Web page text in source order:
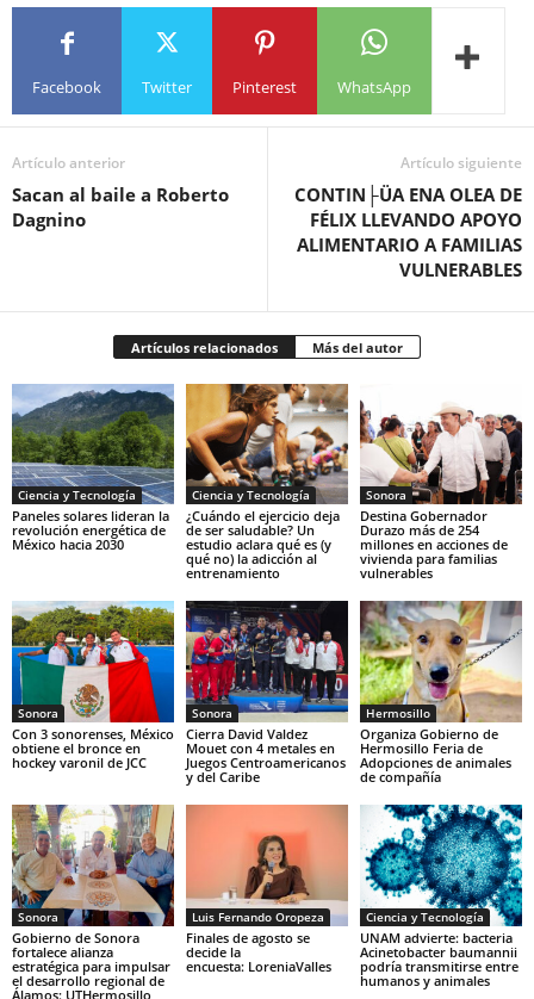
Facebook Twitter Pinterest WhatsApp
Artículo anterior
Sacan al baile a Roberto
Dagnino
Artículo siguiente
CONTIN├ÜA ENA OLEA DE
FÉLIX LLEVANDO APOYO
ALIMENTARIO A FAMILIAS
VULNERABLES
Artículos relacionados Más del autor
Ciencia y Tecnología
Paneles solares lideran la
revolución energética de
México hacia 2030
Ciencia y Tecnología
¿Cuándo el ejercicio deja
de ser saludable? Un
estudio aclara qué es (y
qué no) la adicción al
entrenamiento
Sonora
Destina Gobernador
Durazo más de 254
millones en acciones de
vivienda para familias
vulnerables
Sonora
Con 3 sonorenses, México
obtiene el bronce en
hockey varonil de JCC
Sonora
Cierra David Valdez
Mouet con 4 metales en
Juegos Centroamericanos
y del Caribe
Hermosillo
Organiza Gobierno de
Hermosillo Feria de
Adopciones de animales
de compañía
Sonora
Gobierno de Sonora
fortalece alianza
estratégica para impulsar
el desarrollo regional de
Álamos: UTHermosillo
Luis Fernando Oropeza
Finales de agosto se
decide la
encuesta: LoreniaValles
Ciencia y Tecnología
UNAM advierte: bacteria
Acinetobacter baumannii
podría transmitirse entre
humanos y animales